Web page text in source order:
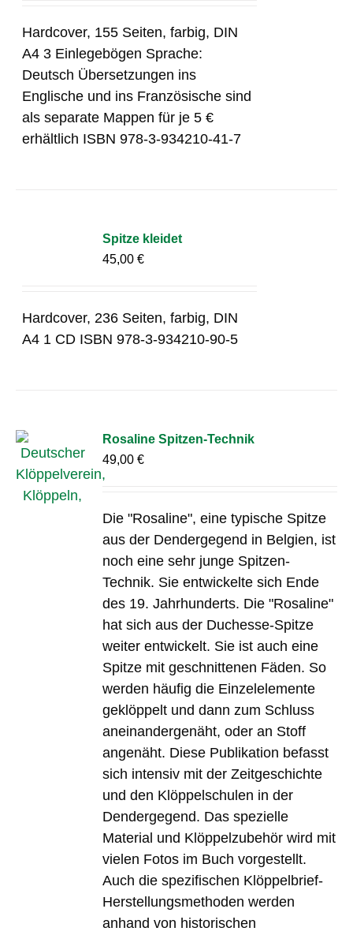
Hardcover, 155 Seiten, farbig, DIN
A4 3 Einlegebögen Sprache:
Deutsch Übersetzungen ins
Englische und ins Französische sind
als separate Mappen für je 5 €
erhältlich ISBN 978-3-934210-41-7
Spitze kleidet
45,00€
Hardcover, 236 Seiten, farbig, DIN
A4 1 CD ISBN 978-3-934210-90-5
Rosaline Spitzen-Technik
49,00€
Die "Rosaline", eine typische Spitze
aus der Dendergegend in Belgien, ist
noch eine sehr junge Spitzen-
Technik. Sie entwickelte sich Ende
des 19. Jahrhunderts. Die "Rosaline"
hat sich aus der Duchesse-Spitze
weiter entwickelt. Sie ist auch eine
Spitze mit geschnittenen Fäden. So
werden häufig die Einzelelemente
geklöppelt und dann zum Schluss
aneinandergenäht, oder an Stoff
angenäht. Diese Publikation befasst
sich intensiv mit der Zeitgeschichte
und den Klöppelschulen in der
Dendergegend. Das spezielle
Material und Klöppelzubehör wird mit
vielen Fotos im Buch vorgestellt.
Auch die spezifischen Klöppelbrief-
Herstellungsmethoden werden
anhand von historischen